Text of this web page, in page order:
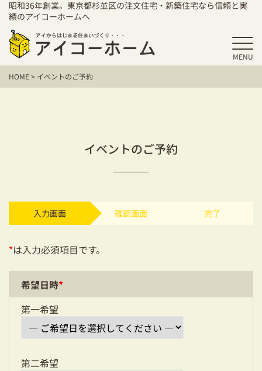
昭和36年創業。東京都杉並区の注文住宅・新築住宅なら信頼と実
績のアイコーホームへ
MENU
HOME
アイコーホームの家づくり
二世帯住宅をお考えの方
建て替えをお考えの方
耐震対策も安心の家づくり
リフォーム・リノベーションをお考えの方
必見！土地からお探しの方へ
HOME> イベントのご予約
イベントのご予約
入力画面 確認画面 完了
*は入力必須項目です。
希望日時*
第一希望
第二希望